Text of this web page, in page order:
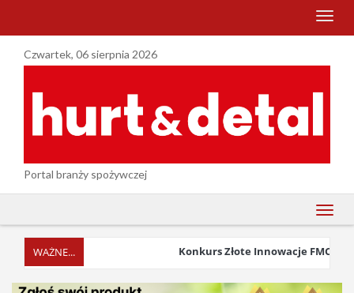
menu
Czwartek, 06 sierpnia 2026
Portal branży spożywczej
menu
Konkurs Złote Innowacje FMCG